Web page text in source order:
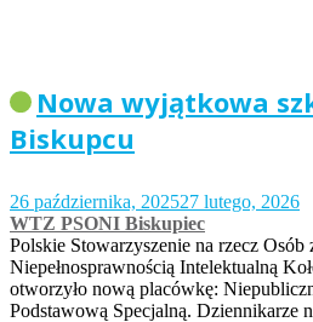
Nowa wyjątkowa
Biskupcu
26 października, 202527 lutego, 2026
WTZ PSONI Biskupiec
Polskie Stowarzyszenie na rzecz Osób
Niepełnosprawnością Intelektualną
otworzyło nową placówkę:
Podstawową Specjalną. Dziennikarze